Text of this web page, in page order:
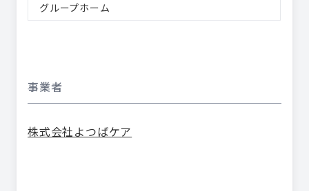
グループホーム
事業者
株式会社よつばケア